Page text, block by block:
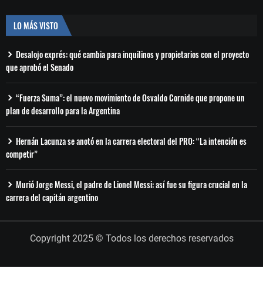
LO MÁS VISTO
Desalojo exprés: qué cambia para inquilinos y propietarios con el proyecto
que aprobó el Senado
“Fuerza Suma”: el nuevo movimiento de Osvaldo Cornide que propone un
plan de desarrollo para la Argentina
Hernán Lacunza se anotó en la carrera electoral del PRO: “La intención es
competir”
Murió Jorge Messi, el padre de Lionel Messi: así fue su figura crucial en la
carrera del capitán argentino
Copyright 2025 © Todos los derechos reservados